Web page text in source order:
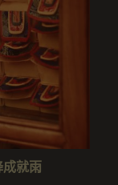
就雨